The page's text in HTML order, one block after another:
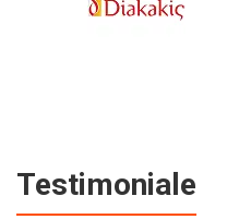
Testimoniale